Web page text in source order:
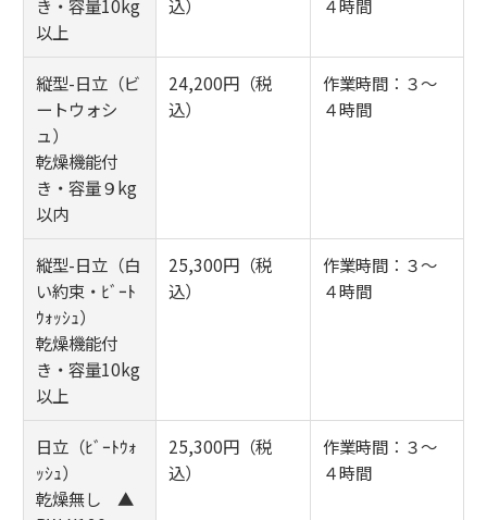
き・容量10kg
以上
込）
４時間
縦型-日立（ビ
ートウォシ
ュ）
乾燥機能付
き・容量９kg
以内
24,200円（税
込）
作業時間：３～
４時間
縦型-日立（白
い約束・ﾋﾞｰﾄ
ｳｫｯｼｭ）
乾燥機能付
き・容量10kg
以上
25,300円（税
込）
作業時間：３～
４時間
日立（ﾋﾞｰﾄｳｫ
ｯｼｭ）
乾燥無し ▲
25,300円（税
込）
作業時間：３～
４時間